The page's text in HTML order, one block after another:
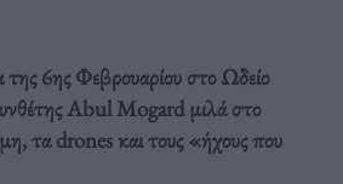
της 6ης Φεβρουαρίου στο Ωδείο
Abul Mogard μιλά στο
τα drones και τους «ήχους που